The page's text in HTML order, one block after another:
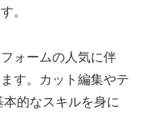
。
ォームの人気に伴
す。カット編集やテ
的なスキルを身に